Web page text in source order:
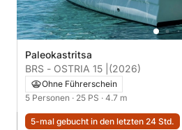
Paleokastritsa
BRS - OSTRIA 15 | (2026)
Ohne Führerschein
5 Personen · 25 PS · 4.7 m
5-mal gebucht in den letzten 24 Std.